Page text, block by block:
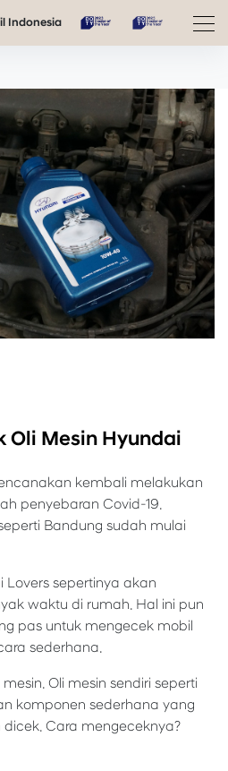
Indonesia
Oli Mesin Hyundai
kembali melakukan
penyebaran Covid-19.
Bandung sudah mulai
sepertinya akan
waktu di rumah. Hal ini pun
pas untuk mengecek mobil
sederhana.
Oli mesin sendiri seperti
komponen sederhana yang
Cara mengeceknya?